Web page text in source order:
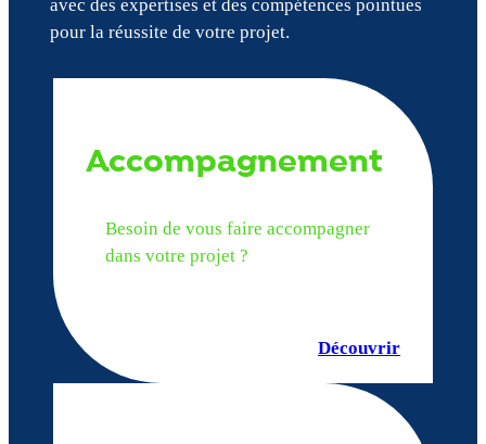
avec des expertises et des compétences pointues
pour la réussite de votre projet.
Accompagnement
Besoin de vous faire accompagner
dans votre projet ?
Découvrir